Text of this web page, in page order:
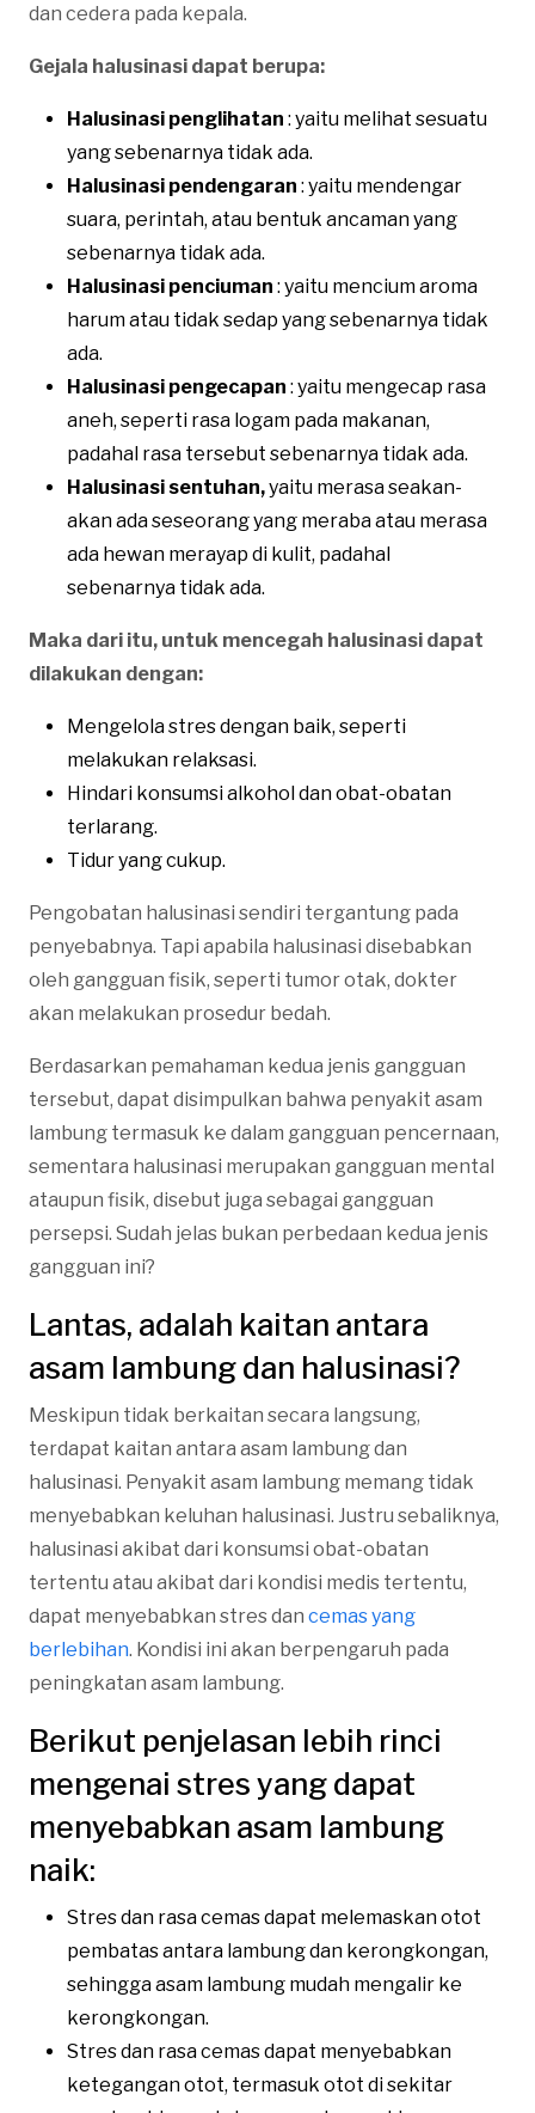
dan cedera pada kepala.
Gejala halusinasi dapat berupa:
Halusinasi penglihatan : yaitu melihat sesuatu
yang sebenarnya tidak ada.
Halusinasi pendengaran : yaitu mendengar
suara, perintah, atau bentuk ancaman yang
sebenarnya tidak ada.
Halusinasi penciuman : yaitu mencium aroma
harum atau tidak sedap yang sebenarnya tidak
ada.
Halusinasi pengecapan : yaitu mengecap rasa
aneh, seperti rasa logam pada makanan,
padahal rasa tersebut sebenarnya tidak ada.
Halusinasi sentuhan,yaitu merasa seakan-
akan ada seseorang yang meraba atau merasa
ada hewan merayap di kulit, padahal
sebenarnya tidak ada.
Maka dari itu, untuk mencegah halusinasi dapat
dilakukan dengan:
Mengelola stres dengan baik, seperti
melakukan relaksasi.
Hindari konsumsi alkohol dan obat-obatan
terlarang.
Tidur yang cukup.
Pengobatan halusinasi sendiri tergantung pada
penyebabnya. Tapi apabila halusinasi disebabkan
oleh gangguan fisik, seperti tumor otak, dokter
akan melakukan prosedur bedah.
Berdasarkan pemahaman kedua jenis gangguan
tersebut, dapat disimpulkan bahwa penyakit asam
lambung termasuk ke dalam gangguan pencernaan,
sementara halusinasi merupakan gangguan mental
ataupun fisik, disebut juga sebagai gangguan
persepsi. Sudah jelas bukan perbedaan kedua jenis
gangguan ini?
Lantas, adalah kaitan antara
asam lambung dan halusinasi?
Meskipun tidak berkaitan secara langsung,
terdapat kaitan antara asam lambung dan
halusinasi. Penyakit asam lambung memang tidak
menyebabkan keluhan halusinasi. Justru sebaliknya,
halusinasi akibat dari konsumsi obat-obatan
tertentu atau akibat dari kondisi medis tertentu,
dapat menyebabkan stres dan cemas yang
berlebihan. Kondisi ini akan berpengaruh pada
peningkatan asam lambung.
Berikut penjelasan lebih rinci
mengenai stres yang dapat
menyebabkan asam lambung
naik:
Stres dan rasa cemas dapat melemaskan otot
pembatas antara lambung dan kerongkongan,
sehingga asam lambung mudah mengalir ke
kerongkongan.
Stres dan rasa cemas dapat menyebabkan
ketegangan otot, termasuk otot di sekitar